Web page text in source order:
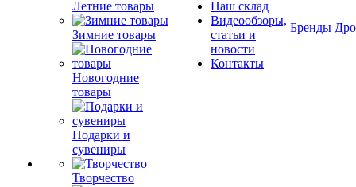
Летние товары
Зимние товары
Новогодние
товары
Подарки и
сувениры
Творчество
Наш склад
Видеообзоры,
статьи и
новости
Контакты
Бренды